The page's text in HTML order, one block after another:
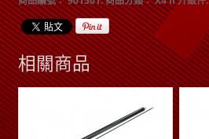
相關商品